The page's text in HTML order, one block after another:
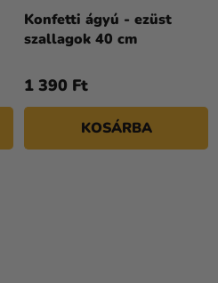
Konfetti ágyú - ezüst
szallagok 40 cm
1 390 Ft
KOSÁRBA